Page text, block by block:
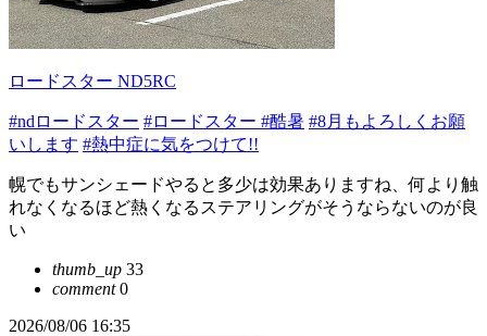
ロードスター ND5RC
#ndロードスター #ロードスター #酷暑 #8月もよろしくお願
いします #熱中症に気をつけて!!
幌でもサンシェードやると多少は効果ありますね、何より触
れなくなるほど熱くなるステアリングがそうならないのが良
い
thumb_up 33
comment0
2026/08/06 16:35